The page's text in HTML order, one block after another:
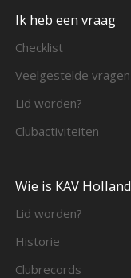
Ik heb een vraag
Checklist
Veelgestelde vragen
Lid worden?
Clubactiviteiten
Wie is KAV Holland
Lid worden?
Historie
Clubrecords